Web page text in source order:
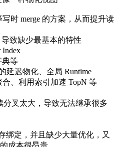
写时 merge 的方案，从而提升读
导致缺少最基本的特性
Index
典等
延迟物化、全局 Runtime
、利⽤索引加速 TopN 等
分叉太大，导致无法继承很多
绑定，并且缺少大量优化，又